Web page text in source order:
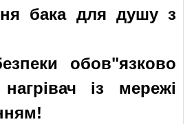
бака для душу з
обов"язково
із мережі